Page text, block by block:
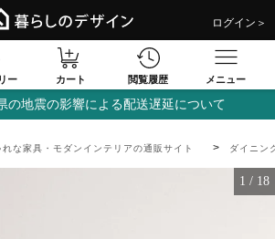
ログイン＞
ー カート 閲覧履歴 メニュー
の地震の影響による配送遅延について
な家具・モダンインテリアの通販サイト ダイニン
1 / 18